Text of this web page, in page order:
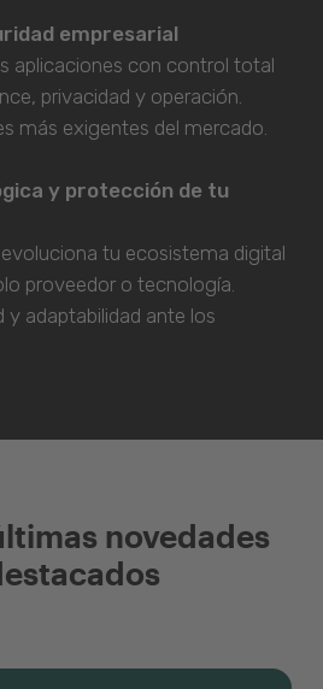
empresarial
aplicaciones con control total
privacidad y operación.
más exigentes del mercado.
y protección de tu
tu ecosistema digital
proveedor o tecnología.
y adaptabilidad ante los
novedades